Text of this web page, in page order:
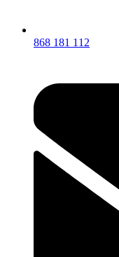
868 181 112